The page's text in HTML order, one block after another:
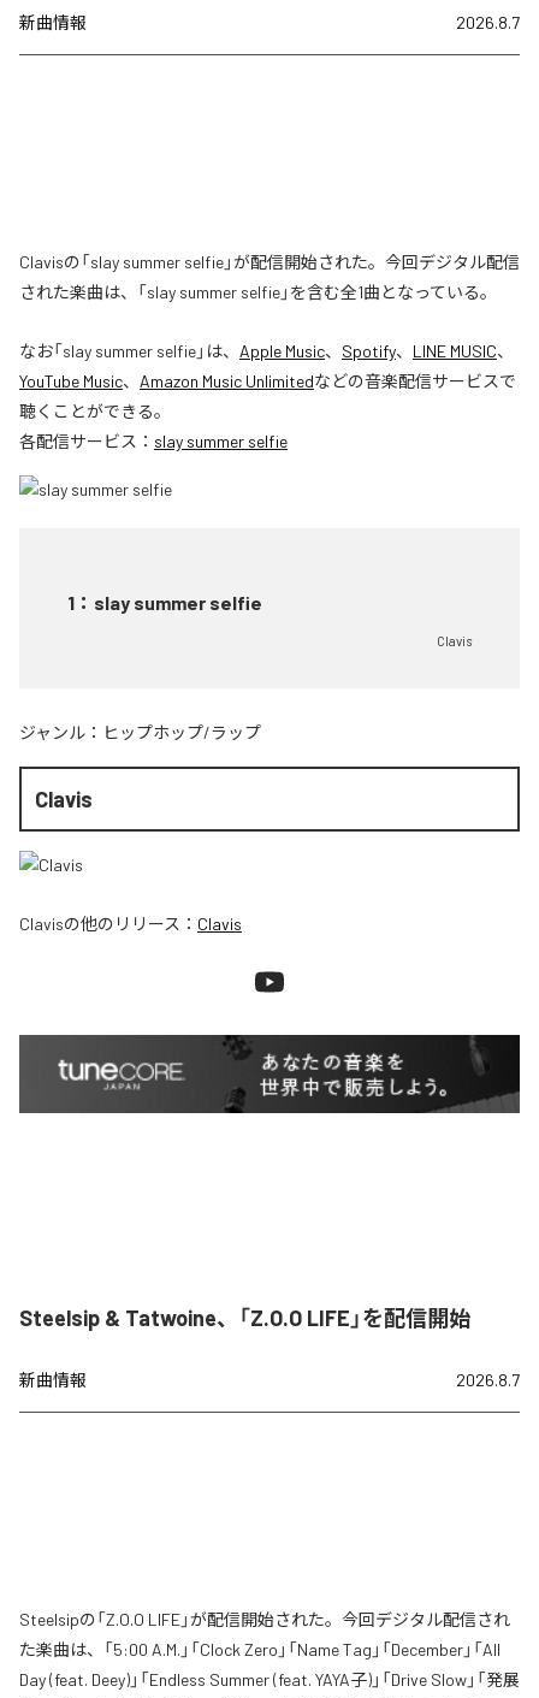
新曲情報 2026.8.7
Clavisの「slay summer selfie」が配信開始された。今回デジタル配信
された楽曲は、「slay summer selfie」を含む全1曲となっている。
なお「slay summer selfie」は、 Apple Music、 Spotify、 LINE MUSIC、
YouTube Music、 Amazon Music Unlimitedなどの音楽配信サービスで
聴くことができる。
各配信サービス： slay summer selfie
1 ： slay summer selfie
Clavis
ジャンル： ヒップホップ/ラップ
Clavis
Clavisの他のリリース： Clavis
Steelsip & Tatwoine、「Z.O.O LIFE」を配信開始
新曲情報 2026.8.7
Steelsipの「Z.O.O LIFE」が配信開始された。今回デジタル配信され
た楽曲は、「5:00 A.M.」「Clock Zero」「Name Tag」「December」「All
Day (feat. Deey)」「Endless Summer (feat. YAYA子)」「Drive Slow」「発展